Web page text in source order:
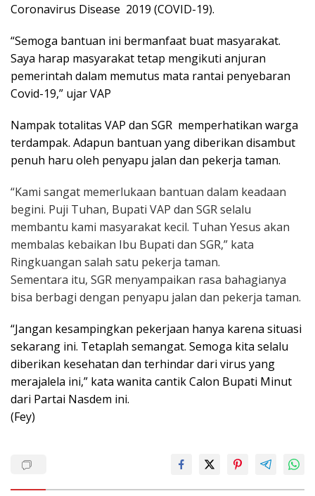
Coronavirus Disease 2019 (COVID-19).
“Semoga bantuan ini bermanfaat buat masyarakat.
Saya harap masyarakat tetap mengikuti anjuran
pemerintah dalam memutus mata rantai penyebaran
Covid-19,” ujar VAP
Nampak totalitas VAP dan SGR memperhatikan warga
terdampak. Adapun bantuan yang diberikan disambut
penuh haru oleh penyapu jalan dan pekerja taman.
“Kami sangat memerlukaan bantuan dalam keadaan
begini. Puji Tuhan, Bupati VAP dan SGR selalu
membantu kami masyarakat kecil. Tuhan Yesus akan
membalas kebaikan Ibu Bupati dan SGR,” kata
Ringkuangan salah satu pekerja taman.
Sementara itu, SGR menyampaikan rasa bahagianya
bisa berbagi dengan penyapu jalan dan pekerja taman.
“Jangan kesampingkan pekerjaan hanya karena situasi
sekarang ini. Tetaplah semangat. Semoga kita selalu
diberikan kesehatan dan terhindar dari virus yang
merajalela ini,” kata wanita cantik Calon Bupati Minut
dari Partai Nasdem ini.
(Fey)